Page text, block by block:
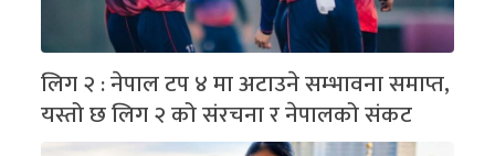
लिग २ : नेपाल टप ४ मा अटाउने सम्भावना समाप्त,
यस्तो छ लिग २ को संरचना र नेपालको संकट